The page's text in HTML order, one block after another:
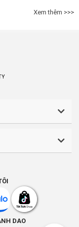
Xem thêm >>>
Hai Bà Trưng,
DAO